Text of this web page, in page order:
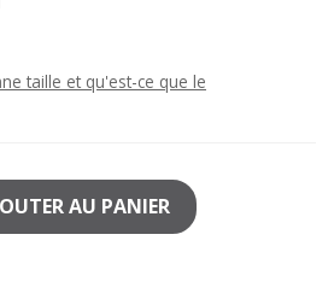
taille et qu'est-ce que le
AU PANIER